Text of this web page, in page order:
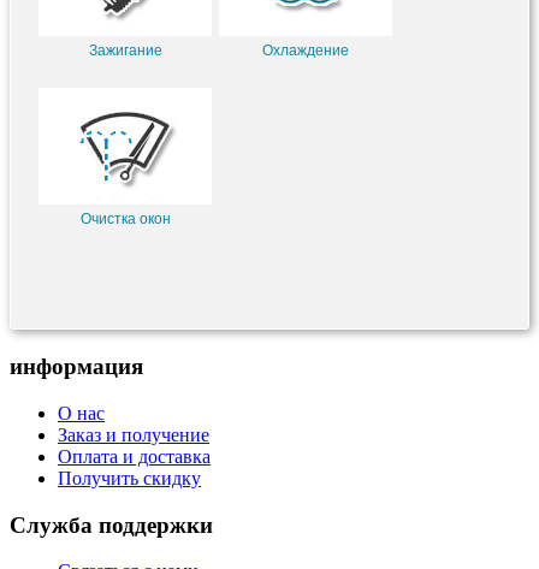
Зажигание Охлаждение
Очистка окон
информация
О нас
Заказ и получение
Оплата и доставка
Получить скидку
Служба поддержки